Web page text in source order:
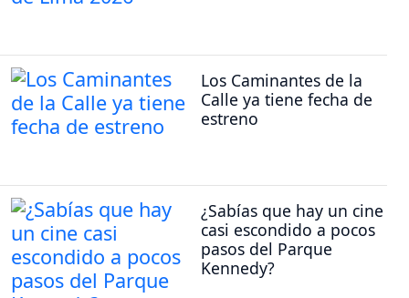
Los Caminantes de la
Calle ya tiene fecha de
estreno
¿Sabías que hay un cine
casi escondido a pocos
pasos del Parque
Kennedy?